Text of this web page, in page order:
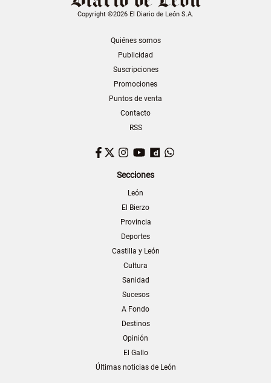
Copyright ©2026 El Diario de León S.A.
Quiénes somos
Publicidad
Suscripciones
Promociones
Puntos de venta
Contacto
RSS
Facebook
TwitterInstagram
YouTubeDailymotion
Secciones
León
El Bierzo
Provincia
Deportes
Castilla y León
Cultura
Sanidad
Sucesos
A Fondo
Destinos
Opinión
El Gallo
Últimas noticias de León